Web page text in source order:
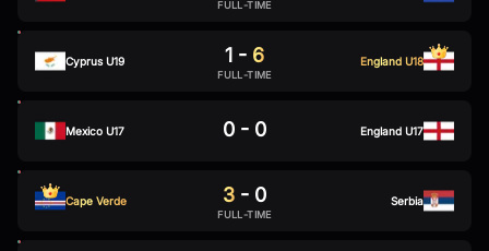
FULL-TIME
Cyprus U19 1 - 6
FULL-TIME
England U18
Mexico U17 0 - 0 England U17
Cape Verde 3 - 0
FULL-TIME
Serbia